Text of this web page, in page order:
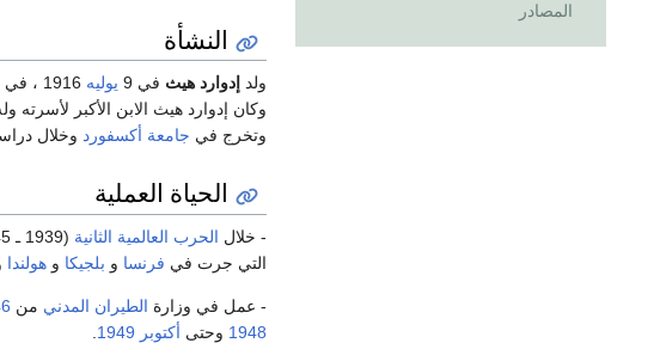
المصادر
النشأة
ولد إدوارد هيث في 9 يوليه
وكان إدوارد هيث الابن الأكبر
وتخرج في جامعة أكسفورد وخلال
الحياة العملية
- خلال الحرب العالمية الثانية
التي جرت في فرنسا و بلجيكا و هولندا
- عمل في وزارة الطيران المدني من
1948 وحتى أكتوبر 1949